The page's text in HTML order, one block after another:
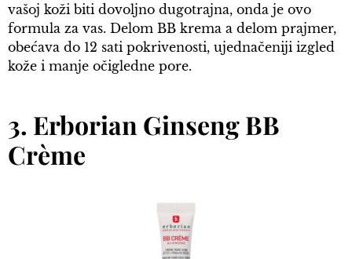
vašoj koži biti dovoljno dugotrajna, onda je ovo
formula za vas. Delom BB krema a delom prajmer,
obećava do 12 sati pokrivenosti, ujednačeniji izgled
kože i manje očigledne pore.
3. Erborian Ginseng BB
Crème